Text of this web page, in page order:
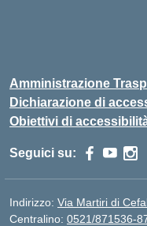
Amministrazione
Dichiarazione di
Obiettivi di
Seguici su:
Indirizzo: Via Martiri di
Centralino: 0521/871536-